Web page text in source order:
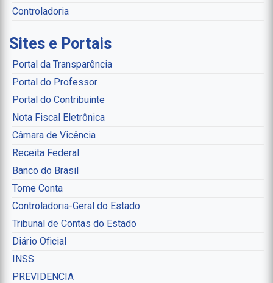
Controladoria
Sites e Portais
Portal da Transparência
Portal do Professor
Portal do Contribuinte
Nota Fiscal Eletrônica
Câmara de Vicência
Receita Federal
Banco do Brasil
Tome Conta
Controladoria-Geral do Estado
Tribunal de Contas do Estado
Diário Oficial
INSS
PREVIDENCIA